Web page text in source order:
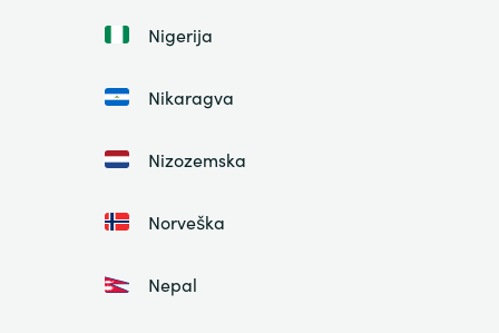
Nigerija
Nikaragva
Nizozemska
Norveška
Nepal